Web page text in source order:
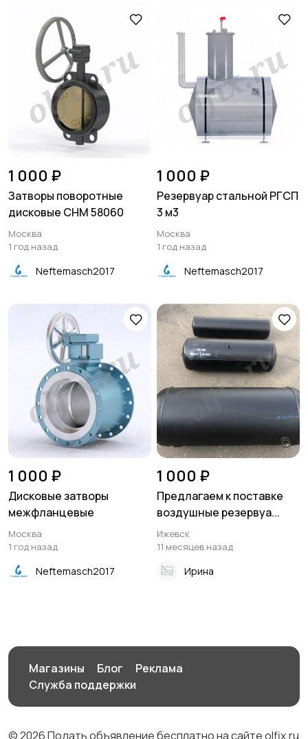
1 000 ₽
Затворы поворотные
дисковые СНМ 58060
Москва
1 год назад
Neftemasch2017
1 000 ₽
Резервуар стальной РГСП
3 м3
Москва
1 год назад
Neftemasch2017
1 000 ₽
Дисковые затворы
межфланцевые
Москва
1 год назад
Neftemasch2017
1 000 ₽
Предлагаем к поставке
воздушные резервуа...
Ижевск
11 месяцев назад
Ирина
Магазины Блог
Реклама
Служба поддержки
© 2026 Подать объявление бесплатно на сайте olfix.ru